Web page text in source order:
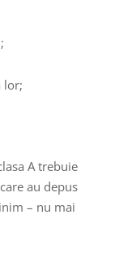
lor;
A trebuie
au depus
– nu mai